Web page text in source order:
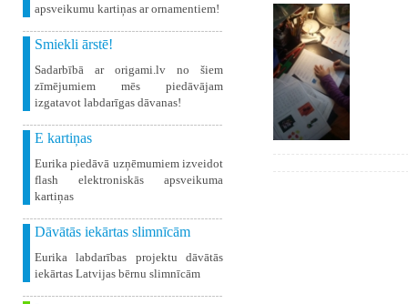
apsveikumu kartiņas ar ornamentiem!
Smiekli ārstē!
Sadarbībā ar origami.lv no šiem
zīmējumiem mēs piedāvājam
izgatavot labdarīgas dāvanas!
E kartiņas
Eurika piedāvā uzņēmumiem izveidot
flash elektroniskās apsveikuma
kartiņas
Dāvātās iekārtas slimnīcām
Eurika labdarības projektu dāvātās
iekārtas Latvijas bērnu slimnīcām